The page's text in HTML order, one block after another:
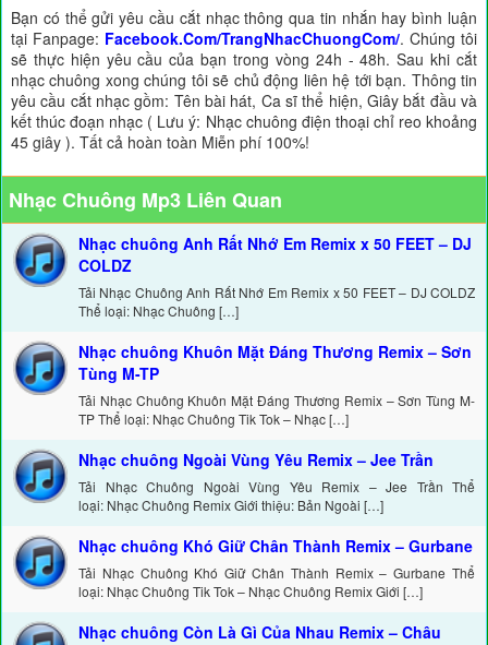
Bạn có thể gửi yêu cầu cắt nhạc thông qua tin nhắn hay bình luận
tại Fanpage: Facebook.Com/TrangNhacChuongCom/. Chúng tôi
sẽ thực hiện yêu cầu của bạn trong vòng 24h - 48h. Sau khi cắt
nhạc chuông xong chúng tôi sẽ chủ động liên hệ tới bạn. Thông tin
yêu cầu cắt nhạc gồm: Tên bài hát, Ca sĩ thể hiện, Giây bắt đầu và
kết thúc đoạn nhạc ( Lưu ý: Nhạc chuông điện thoại chỉ reo khoảng
45 giây ). Tất cả hoàn toàn Miễn phí 100%!
Nhạc Chuông Mp3 Liên Quan
Nhạc chuông Anh Rất Nhớ Em Remix x 50 FEET – DJ
COLDZ
Tải Nhạc Chuông Anh Rất Nhớ Em Remix x 50 FEET – DJ COLDZ
Thể loại: Nhạc Chuông […]
Nhạc chuông Khuôn Mặt Đáng Thương Remix – Sơn
Tùng M-TP
Tải Nhạc Chuông Khuôn Mặt Đáng Thương Remix – Sơn Tùng M-
TP Thể loại: Nhạc Chuông Tik Tok – Nhạc […]
Nhạc chuông Ngoài Vùng Yêu Remix – Jee Trần
Tải Nhạc Chuông Ngoài Vùng Yêu Remix – Jee Trần Thể
loại: Nhạc Chuông Remix Giới thiệu: Bản Ngoài […]
Nhạc chuông Khó Giữ Chân Thành Remix – Gurbane
Tải Nhạc Chuông Khó Giữ Chân Thành Remix – Gurbane Thể
loại: Nhạc Chuông Tik Tok – Nhạc Chuông Remix Giới […]
Nhạc chuông Còn Là Gì Của Nhau Remix – Châu